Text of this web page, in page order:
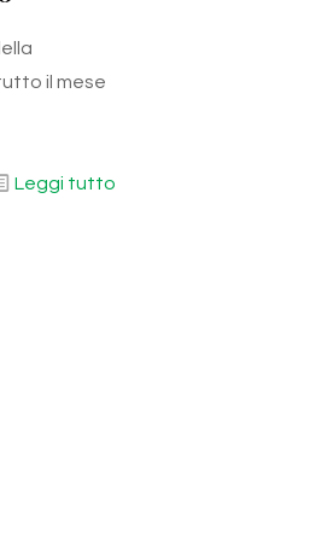
il mese
Leggi tutto